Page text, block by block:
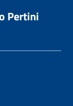
Pertini